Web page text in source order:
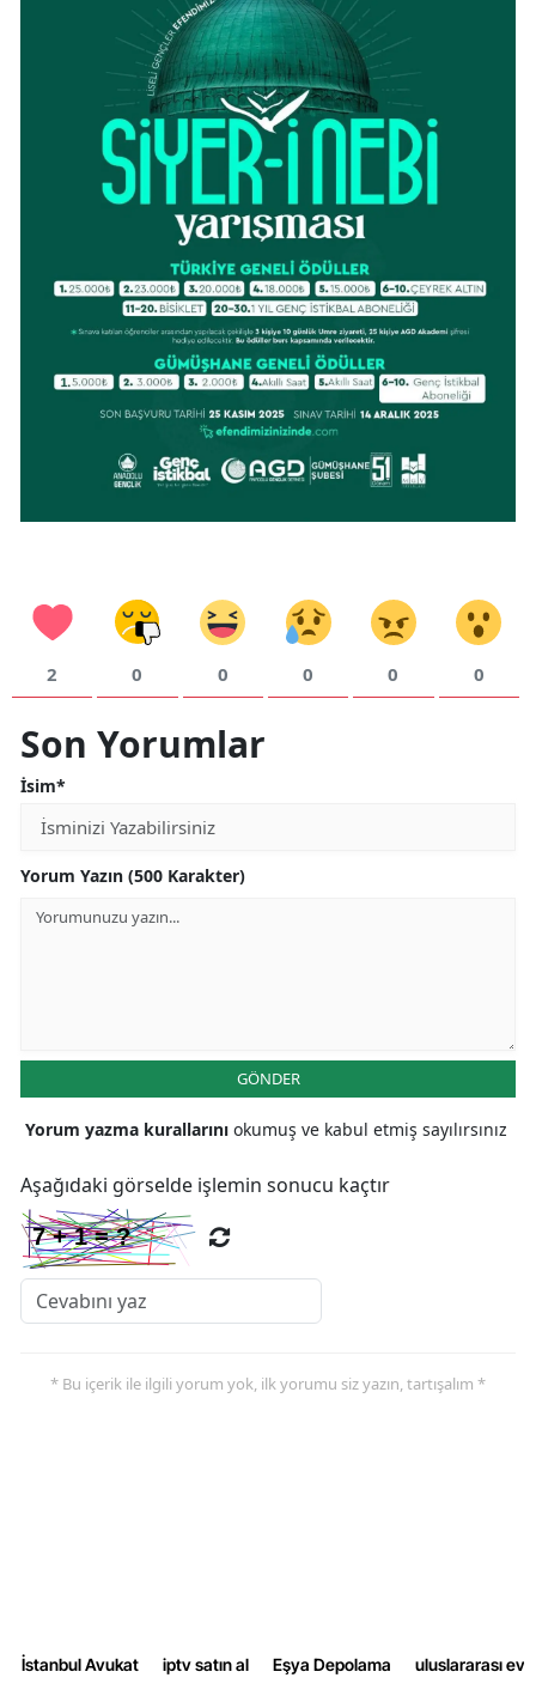
Rize
Sakarya
Samsun
Sinop
Sivas
Tekirdağ
Tokat
Trabzon
Tunceli
Şanlıurfa
Van
Yozgat
Bartın
2 0 0 0 0 0
Son Yorumlar
İsim*
Yorum Yazın (500 Karakter)
GÖNDER
Yorum yazma kurallarını okumuş ve kabul etmiş sayılırsınız
Aşağıdaki görselde işlemin sonucu kaçtır
* Bu içerik ile ilgili yorum yok, ilk yorumu siz yazın, tartışalım *
İstanbul Avukat iptv satın al Eşya Depolama uluslararası